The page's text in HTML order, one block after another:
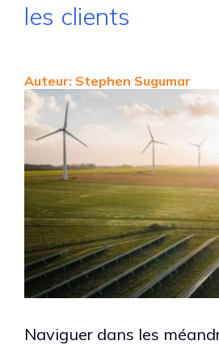
les clients
Auteur: Stephen Sugumar
Naviguer dans les